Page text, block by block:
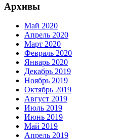
Архивы
Май 2020
Апрель 2020
Март 2020
Февраль 2020
Январь 2020
Декабрь 2019
Ноябрь 2019
Октябрь 2019
Август 2019
Июль 2019
Июнь 2019
Май 2019
Апрель 2019